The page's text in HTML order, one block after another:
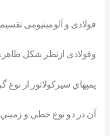
فولادی و آلومينيومی
وفولادی ازنظر شکل
پمپهاي سيرکولاتور از نوع
آن در دو نوع خطي و زميني